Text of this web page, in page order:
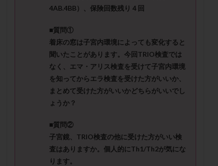
4AB.4BB）、保険回数残り４回
■質問①
着床の窓は子宮内環境によっても変化すると
聞いたことがあります。今回TRIO検査では
なく、エマ・アリス検査を受けて子宮内環境
を知ってからエラ検査を受けた方がいいか、
まとめて受けた方がいいかどちらがいいでし
ょうか？
■質問②
子宮鏡、TRIO検査の他に受けた方がいい検
査はありますか。個人的にTh1/Th2が気にな
ります。
ロバートソン
ロング法
一般不妊治療
不正出血 不眠
不育症
不育症検査
両側卵管切除術 両卵管閉塞
中絶
中隔子宮
主治医変更 乏精子症
乳がん
二人目不妊 二人目妊活
二段階胚移植
低グレード胚
体づくり 体外受精
体質改善
体重増加
体重管理 体験談
保険診療